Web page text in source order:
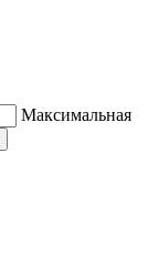
Максимальная